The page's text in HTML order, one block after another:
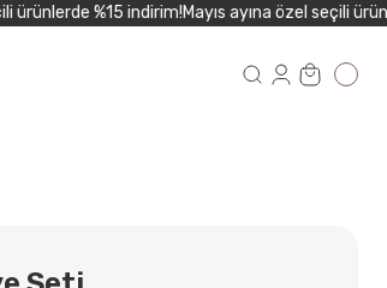
%15 indirim!Mayıs ayına özel seçili